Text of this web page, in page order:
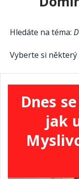
Hledáte na téma:
Vyberte si některý
Dnes
jak